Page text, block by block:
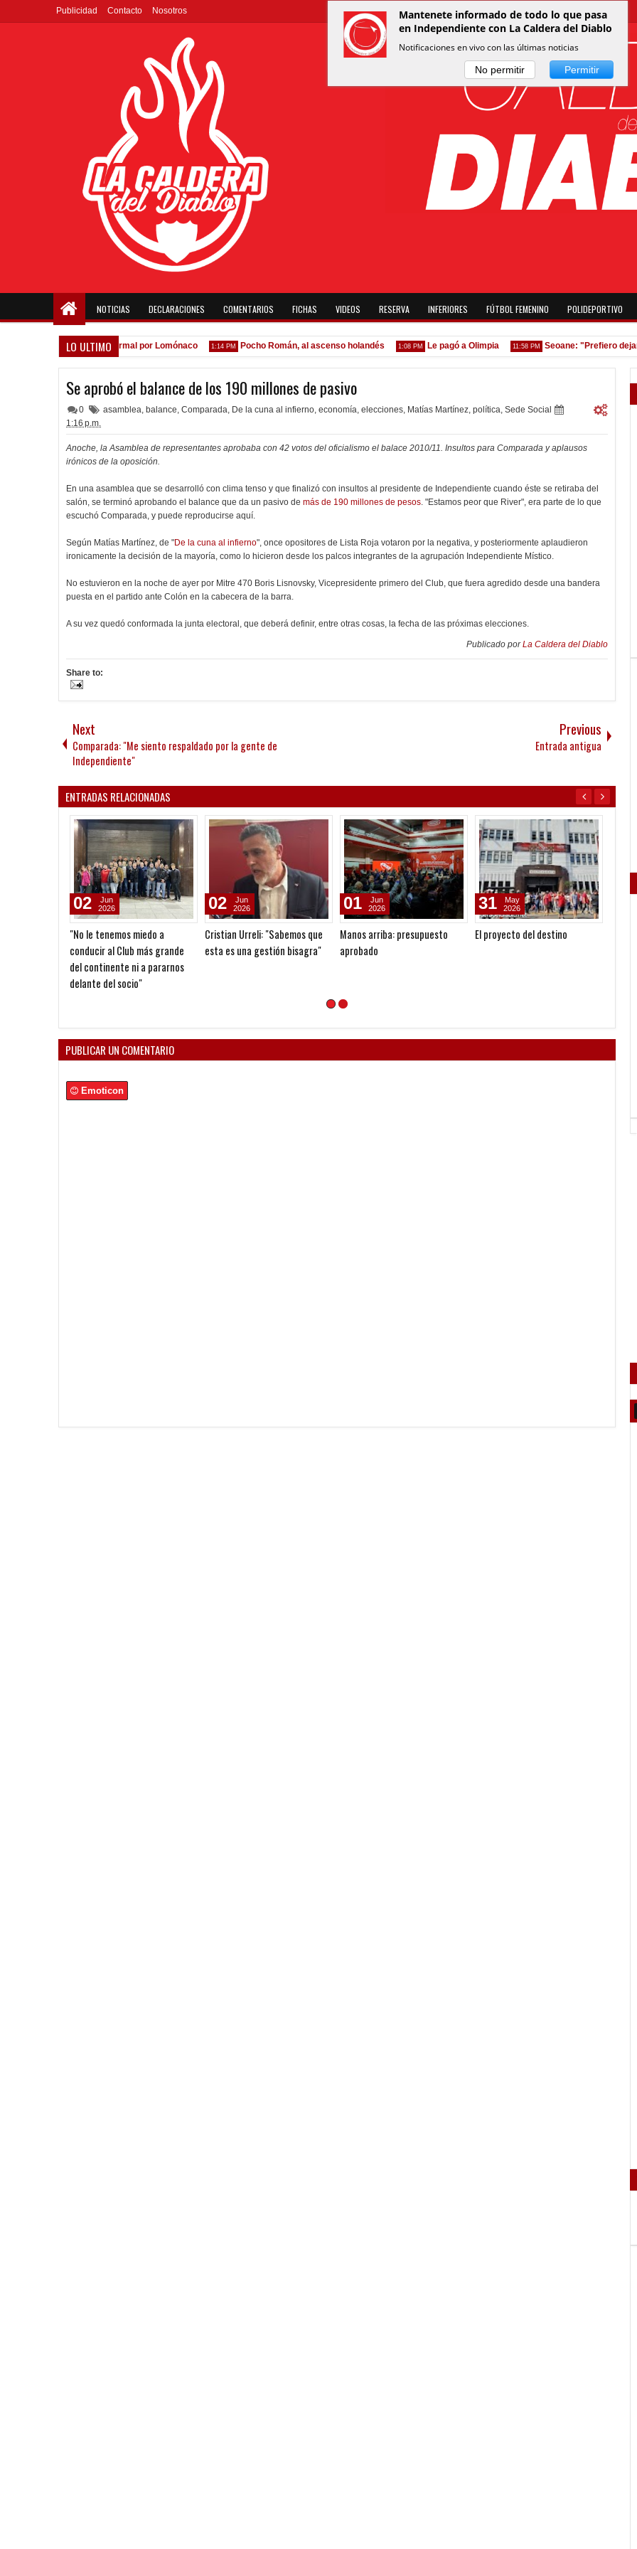
Publicidad Contacto Nosotros
NOTICIAS DECLARACIONES COMENTARIOS FICHAS VIDEOS RESERVA INFERIORES FÚTBOL FEMENINO POLIDEPORTIVO
LO ULTIMO
la espera de la oferta formal por Lomónaco 1:14 PM Pocho Román, al ascenso holandés 1:08 PM Le pagó a Olimpia 11:58 PM Seoane: "Prefiero dejar la
Se aprobó el balance de los 190 millones de pasivo
0 asamblea, balance, Comparada, De la cuna al infierno, economía, elecciones, Matías Martínez, política, Sede Social
1:16 p.m.
Anoche, la Asamblea de representantes aprobaba con 42 votos del oficialismo el balace 2010/11. Insultos para Comparada y aplausos
irónicos de la oposición.
En una asamblea que se desarrolló con clima tenso y que finalizó con insultos al presidente de Independiente cuando éste se retiraba del
salón, se terminó aprobando el balance que da un pasivo de más de 190 millones de pesos. "Estamos peor que River", era parte de lo que
escuchó Comparada, y puede reproducirse aquí.
Según Matías Martínez, de "De la cuna al infierno", once opositores de Lista Roja votaron por la negativa, y posteriormente aplaudieron
ironicamente la decisión de la mayoría, como lo hicieron desde los palcos integrantes de la agrupación Independiente Místico.
No estuvieron en la noche de ayer por Mitre 470 Boris Lisnovsky, Vicepresidente primero del Club, que fuera agredido desde una bandera
puesta en el partido ante Colón en la cabecera de la barra.
A su vez quedó conformada la junta electoral, que deberá definir, entre otras cosas, la fecha de las próximas elecciones.
Publicado porLa Caldera del Diablo
Share to:
Next
Comparada: "Me siento respaldado por la gente de
Independiente"
Previous
Entrada antigua
ENTRADAS RELACIONADAS
"No le tenemos miedo a
conducir al Club más grande
del continente ni a pararnos
delante del socio"
02
Jun
2026
Cristian Urreli: "Sabemos que
esta es una gestión bisagra"
02
Jun
2026
Manos arriba: presupuesto
aprobado
01
Jun
2026
El proyecto del destino
31
May
2026
PUBLICAR UN COMENTARIO
Emoticon
Mantenete informado de todo lo que pasa
en Independiente con La Caldera del Diablo
Notificaciones en vivo con las últimas noticias
No permitir Permitir